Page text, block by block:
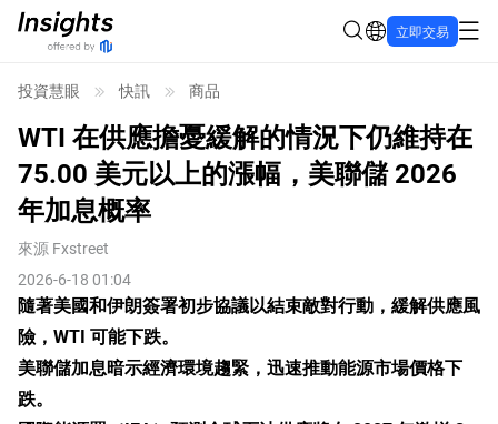
立即交易
投資慧眼 快訊 商品
WTI 在供應擔憂緩解的情況下仍維持在
75.00 美元以上的漲幅，美聯儲 2026
年加息概率
來源 Fxstreet
2026-6-18 01:04
隨著美國和伊朗簽署初步協議以結束敵對行動，緩解供應風
險，WTI 可能下跌。
美聯儲加息暗示經濟環境趨緊，迅速推動能源市場價格下
跌。